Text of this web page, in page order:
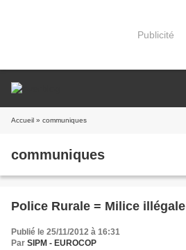
Publicité
Accueil » communiques
communiques
Police Rurale = Milice illégale
Publié le 25/11/2012 à 16:31
Par SIPM - EUROCOP